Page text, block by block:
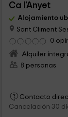
Ca l'Anyet
Alojamiento
Sant Climent
0
Alquiler
8 personas
Contacto
Cancelación 30